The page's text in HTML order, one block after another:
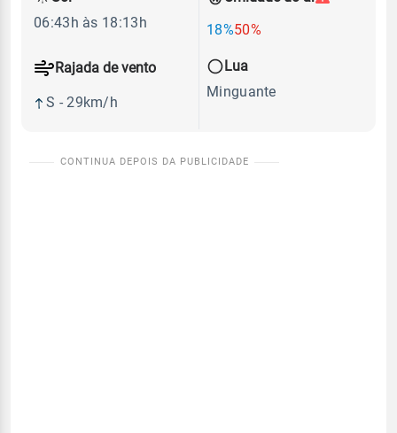
18%50%
Rajada de vento
S - 29km/h
06:43h às 18:13h
Lua
Minguante